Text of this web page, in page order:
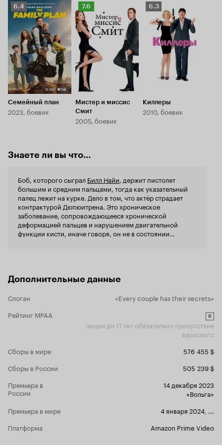
киллер'. Возможно если ничего от фильма не
ожидать, то на один раз он будет достоин
просмотра.
не
к финальным титрам.
подкачал:
Кейли
расцвете
муж и
втором
Рейтинг
Кинопоиска
6.4
Семейный план
2023, боевик
Рейтинг
Кинопоиска
7.6
7.6
Мистер и миссис
Смит
2005, боевик
Рейтинг
Кинопоиска
6.3
6.3
Киллеры
2010, боевик
Знаете ли вы что...
Боб, которого сыграл Билл Найи , держит пистолет
большим и средним пальцами, тогда как указательный
палец лежит на курке. Дело в том, что актёр страдает
контрактурой Дюпюитрена. Это хроническое
заболевание, сопровождающееся хронической
деформацией пальцев и нарушением двигательной
функции кисти, иначе говоря, он не в состоянии
Дополнительные данные
Слоган
«Every couple has their secrets»
Рейтинг MPAA
R
лицам до 17 лет обязательно присутствие
взрослого
Сборы в мире
576 455 $
Сборы в России
505 239 $
Премьера в
России
14 декабря 2023
«Вольга»
Премьера в мире
4 января 2024
Платформа
Amazon Prime Video